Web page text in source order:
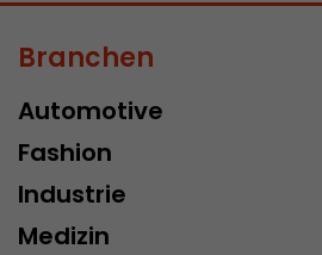
Branchen
Automotive
Fashion
Industrie
Medizin